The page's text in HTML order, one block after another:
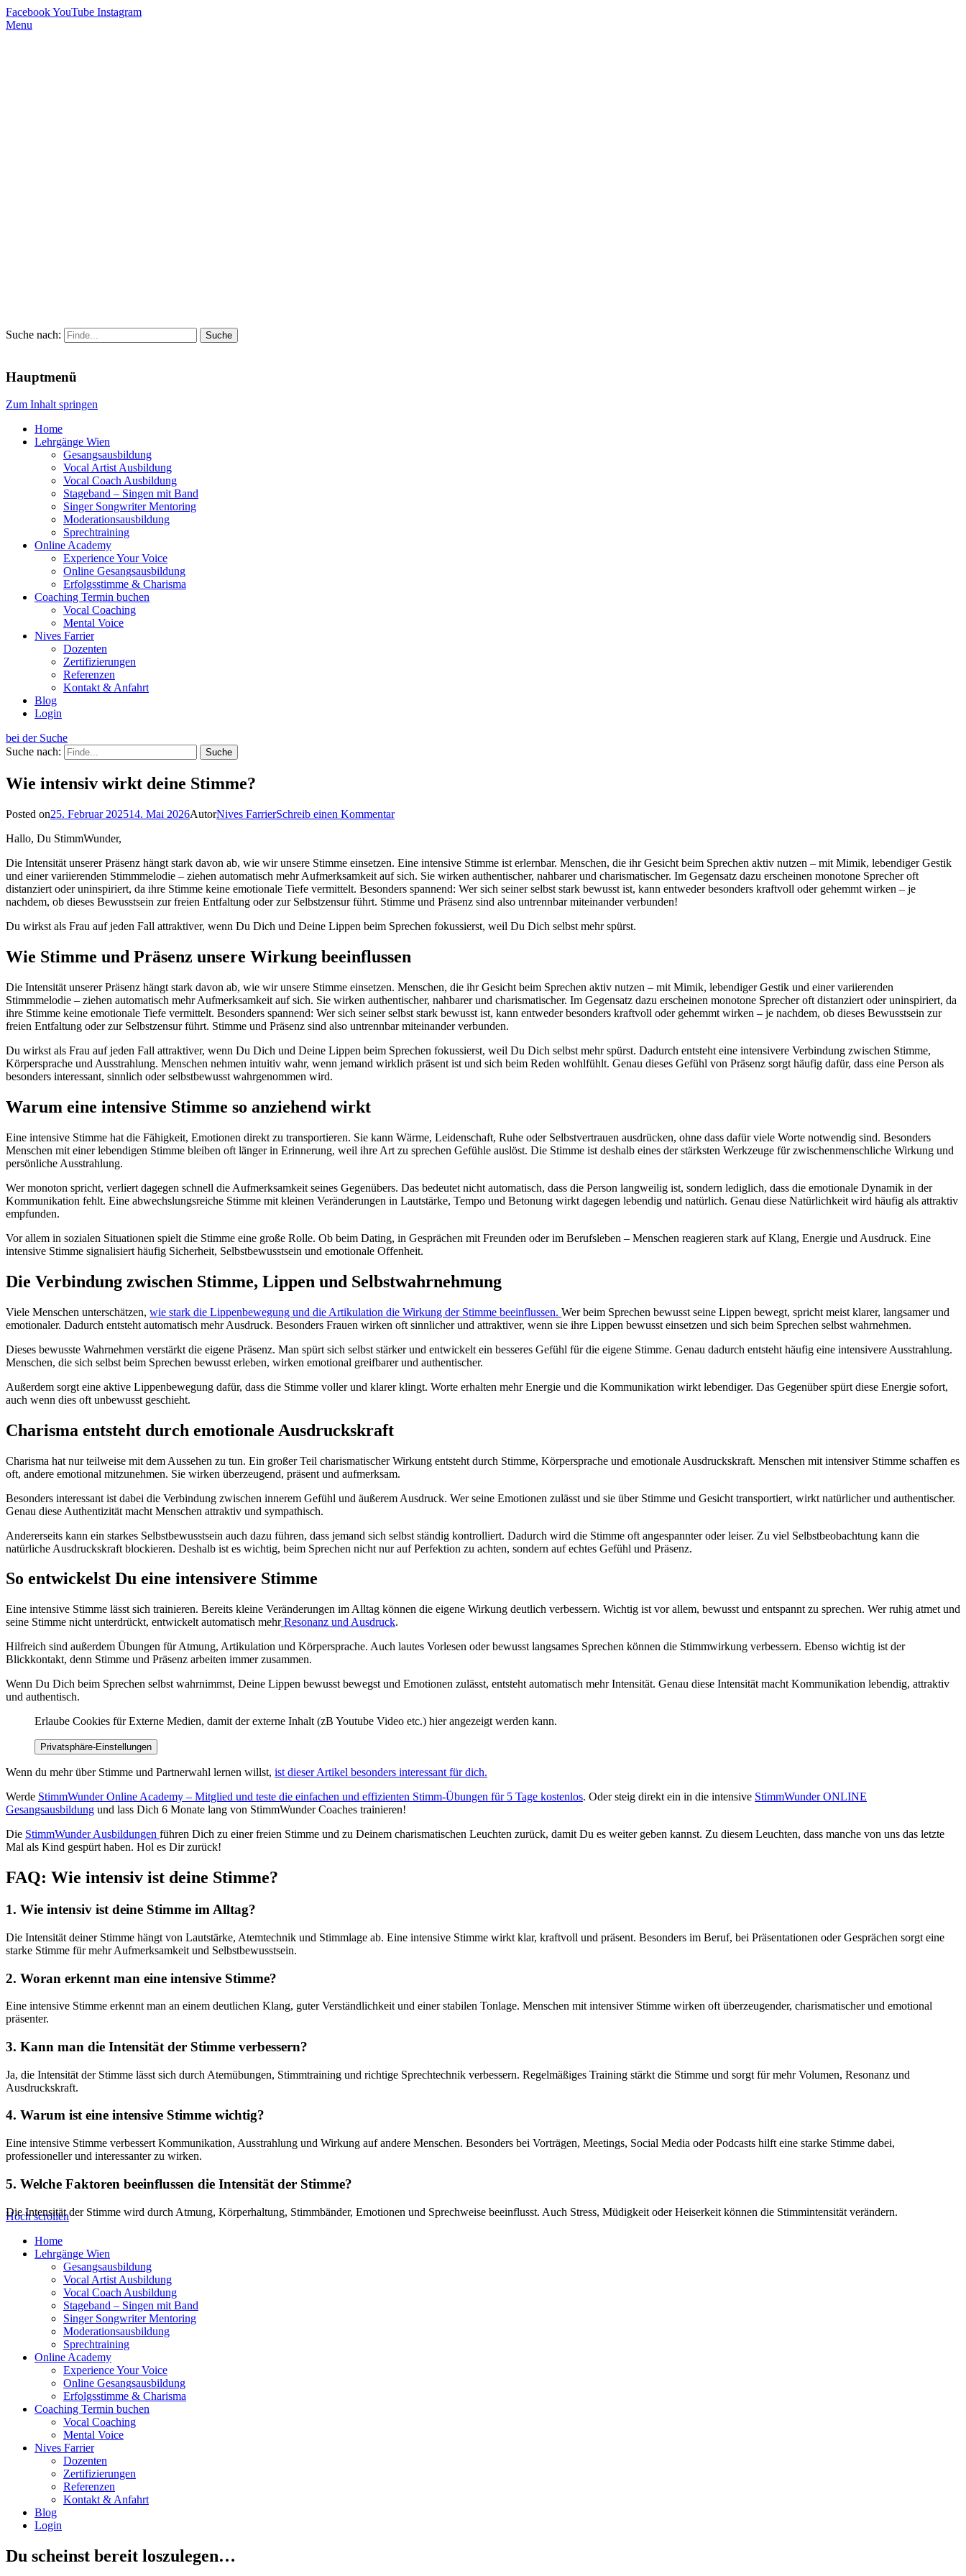
FacebookYouTube Instagram
Menu
Suche nach:
Hauptmenü
Zum Inhalt springen
Home
Lehrgänge Wien
Gesangsausbildung
Vocal Artist Ausbildung
Vocal Coach Ausbildung
Stageband – Singen mit Band
Singer Songwriter Mentoring
Moderationsausbildung
Sprechtraining
Online Academy
Experience Your Voice
Online Gesangsausbildung
Erfolgsstimme & Charisma
Coaching Termin buchen
Vocal Coaching
Mental Voice
Nives Farrier
Dozenten
Zertifizierungen
Referenzen
Kontakt & Anfahrt
Blog
Login
bei der Suche
Suche nach:
Wie intensiv wirkt deine Stimme?
Posted on25. Februar 202514. Mai 2026AutorNives FarrierSchreib einen Kommentar
Hallo, Du StimmWunder,
Die Intensität unserer Präsenz hängt stark davon ab, wie wir unsere Stimme einsetzen. Eine intensive Stimme ist erlernbar. Menschen, die ihr Gesicht beim Sprechen aktiv nutzen – mit Mimik, lebendiger Gestik
und einer variierenden Stimmmelodie – ziehen automatisch mehr Aufmerksamkeit auf sich. Sie wirken authentischer, nahbarer und charismatischer. Im Gegensatz dazu erscheinen monotone Sprecher oft
distanziert oder uninspiriert, da ihre Stimme keine emotionale Tiefe vermittelt. Besonders spannend: Wer sich seiner selbst stark bewusst ist, kann entweder besonders kraftvoll oder gehemmt wirken – je
nachdem, ob dieses Bewusstsein zur freien Entfaltung oder zur Selbstzensur führt. Stimme und Präsenz sind also untrennbar miteinander verbunden!
Du wirkst als Frau auf jeden Fall attraktiver, wenn Du Dich und Deine Lippen beim Sprechen fokussierst, weil Du Dich selbst mehr spürst.
Wie Stimme und Präsenz unsere Wirkung beeinflussen
Die Intensität unserer Präsenz hängt stark davon ab, wie wir unsere Stimme einsetzen. Menschen, die ihr Gesicht beim Sprechen aktiv nutzen – mit Mimik, lebendiger Gestik und einer variierenden
Stimmmelodie – ziehen automatisch mehr Aufmerksamkeit auf sich. Sie wirken authentischer, nahbarer und charismatischer. Im Gegensatz dazu erscheinen monotone Sprecher oft distanziert oder uninspiriert, da
ihre Stimme keine emotionale Tiefe vermittelt. Besonders spannend: Wer sich seiner selbst stark bewusst ist, kann entweder besonders kraftvoll oder gehemmt wirken – je nachdem, ob dieses Bewusstsein zur
freien Entfaltung oder zur Selbstzensur führt. Stimme und Präsenz sind also untrennbar miteinander verbunden.
Du wirkst als Frau auf jeden Fall attraktiver, wenn Du Dich und Deine Lippen beim Sprechen fokussierst, weil Du Dich selbst mehr spürst. Dadurch entsteht eine intensivere Verbindung zwischen Stimme,
Körpersprache und Ausstrahlung. Menschen nehmen intuitiv wahr, wenn jemand wirklich präsent ist und sich beim Reden wohlfühlt. Genau dieses Gefühl von Präsenz sorgt häufig dafür, dass eine Person als
besonders interessant, sinnlich oder selbstbewusst wahrgenommen wird.
Warum eine intensive Stimme so anziehend wirkt
Eine intensive Stimme hat die Fähigkeit, Emotionen direkt zu transportieren. Sie kann Wärme, Leidenschaft, Ruhe oder Selbstvertrauen ausdrücken, ohne dass dafür viele Worte notwendig sind. Besonders
Menschen mit einer lebendigen Stimme bleiben oft länger in Erinnerung, weil ihre Art zu sprechen Gefühle auslöst. Die Stimme ist deshalb eines der stärksten Werkzeuge für zwischenmenschliche Wirkung und
persönliche Ausstrahlung.
Wer monoton spricht, verliert dagegen schnell die Aufmerksamkeit seines Gegenübers. Das bedeutet nicht automatisch, dass die Person langweilig ist, sondern lediglich, dass die emotionale Dynamik in der
Kommunikation fehlt. Eine abwechslungsreiche Stimme mit kleinen Veränderungen in Lautstärke, Tempo und Betonung wirkt dagegen lebendig und natürlich. Genau diese Natürlichkeit wird häufig als attraktiv
empfunden.
Vor allem in sozialen Situationen spielt die Stimme eine große Rolle. Ob beim Dating, in Gesprächen mit Freunden oder im Berufsleben – Menschen reagieren stark auf Klang, Energie und Ausdruck. Eine
intensive Stimme signalisiert häufig Sicherheit, Selbstbewusstsein und emotionale Offenheit.
Die Verbindung zwischen Stimme, Lippen und Selbstwahrnehmung
Viele Menschen unterschätzen, wie stark die Lippenbewegung und die Artikulation die Wirkung der Stimme beeinflussen. Wer beim Sprechen bewusst seine Lippen bewegt, spricht meist klarer, langsamer und
emotionaler. Dadurch entsteht automatisch mehr Ausdruck. Besonders Frauen wirken oft sinnlicher und attraktiver, wenn sie ihre Lippen bewusst einsetzen und sich beim Sprechen selbst wahrnehmen.
Dieses bewusste Wahrnehmen verstärkt die eigene Präsenz. Man spürt sich selbst stärker und entwickelt ein besseres Gefühl für die eigene Stimme. Genau dadurch entsteht häufig eine intensivere Ausstrahlung.
Menschen, die sich selbst beim Sprechen bewusst erleben, wirken emotional greifbarer und authentischer.
Außerdem sorgt eine aktive Lippenbewegung dafür, dass die Stimme voller und klarer klingt. Worte erhalten mehr Energie und die Kommunikation wirkt lebendiger. Das Gegenüber spürt diese Energie sofort,
auch wenn dies oft unbewusst geschieht.
Charisma entsteht durch emotionale Ausdruckskraft
Charisma hat nur teilweise mit dem Aussehen zu tun. Ein großer Teil charismatischer Wirkung entsteht durch Stimme, Körpersprache und emotionale Ausdruckskraft. Menschen mit intensiver Stimme schaffen es
oft, andere emotional mitzunehmen. Sie wirken überzeugend, präsent und aufmerksam.
Besonders interessant ist dabei die Verbindung zwischen innerem Gefühl und äußerem Ausdruck. Wer seine Emotionen zulässt und sie über Stimme und Gesicht transportiert, wirkt natürlicher und authentischer.
Genau diese Authentizität macht Menschen attraktiv und sympathisch.
Andererseits kann ein starkes Selbstbewusstsein auch dazu führen, dass jemand sich selbst ständig kontrolliert. Dadurch wird die Stimme oft angespannter oder leiser. Zu viel Selbstbeobachtung kann die
natürliche Ausdruckskraft blockieren. Deshalb ist es wichtig, beim Sprechen nicht nur auf Perfektion zu achten, sondern auf echtes Gefühl und Präsenz.
So entwickelst Du eine intensivere Stimme
Eine intensive Stimme lässt sich trainieren. Bereits kleine Veränderungen im Alltag können die eigene Wirkung deutlich verbessern. Wichtig ist vor allem, bewusst und entspannt zu sprechen. Wer ruhig atmet und
seine Stimme nicht unterdrückt, entwickelt automatisch mehrResonanz und Ausdruck.
Hilfreich sind außerdem Übungen für Atmung, Artikulation und Körpersprache. Auch lautes Vorlesen oder bewusst langsames Sprechen können die Stimmwirkung verbessern. Ebenso wichtig ist der
Blickkontakt, denn Stimme und Präsenz arbeiten immer zusammen.
Wenn Du Dich beim Sprechen selbst wahrnimmst, Deine Lippen bewusst bewegst und Emotionen zulässt, entsteht automatisch mehr Intensität. Genau diese Intensität macht Kommunikation lebendig, attraktiv
und authentisch.
Erlaube Cookies für Externe Medien, damit der externe Inhalt (zB Youtube Video etc.) hier angezeigt werden kann.
Privatsphäre-Einstellungen
Wenn du mehr über Stimme und Partnerwahl lernen willst, ist dieser Artikel besonders interessant für dich.
Werde StimmWunder Online Academy – Mitglied und teste die einfachen und effizienten Stimm-Übungen für 5 Tage kostenlos. Oder steig direkt ein in die intensive StimmWunder ONLINE
Gesangsausbildung und lass Dich 6 Monate lang von StimmWunder Coaches trainieren!
Die StimmWunder Ausbildungen führen Dich zu einer freien Stimme und zu Deinem charismatischen Leuchten zurück, damit Du es weiter geben kannst. Zu diesem Leuchten, dass manche von uns das letzte
Mal als Kind gespürt haben. Hol es Dir zurück!
FAQ: Wie intensiv ist deine Stimme?
1. Wie intensiv ist deine Stimme im Alltag?
Die Intensität deiner Stimme hängt von Lautstärke, Atemtechnik und Stimmlage ab. Eine intensive Stimme wirkt klar, kraftvoll und präsent. Besonders im Beruf, bei Präsentationen oder Gesprächen sorgt eine
starke Stimme für mehr Aufmerksamkeit und Selbstbewusstsein.
2. Woran erkennt man eine intensive Stimme?
Eine intensive Stimme erkennt man an einem deutlichen Klang, guter Verständlichkeit und einer stabilen Tonlage. Menschen mit intensiver Stimme wirken oft überzeugender, charismatischer und emotional
präsenter.
3. Kann man die Intensität der Stimme verbessern?
Ja, die Intensität der Stimme lässt sich durch Atemübungen, Stimmtraining und richtige Sprechtechnik verbessern. Regelmäßiges Training stärkt die Stimme und sorgt für mehr Volumen, Resonanz und
Ausdruckskraft.
4. Warum ist eine intensive Stimme wichtig?
Eine intensive Stimme verbessert Kommunikation, Ausstrahlung und Wirkung auf andere Menschen. Besonders bei Vorträgen, Meetings, Social Media oder Podcasts hilft eine starke Stimme dabei,
professioneller und interessanter zu wirken.
5. Welche Faktoren beeinflussen die Intensität der Stimme?
Die Intensität der Stimme wird durch Atmung, Körperhaltung, Stimmbänder, Emotionen und Sprechweise beeinflusst. Auch Stress, Müdigkeit oder Heiserkeit können die Stimmintensität verändern.
Hoch scrollen
Home
Lehrgänge Wien
Gesangsausbildung
Vocal Artist Ausbildung
Vocal Coach Ausbildung
Stageband – Singen mit Band
Singer Songwriter Mentoring
Moderationsausbildung
Sprechtraining
Online Academy
Experience Your Voice
Online Gesangsausbildung
Erfolgsstimme & Charisma
Coaching Termin buchen
Vocal Coaching
Mental Voice
Nives Farrier
Dozenten
Zertifizierungen
Referenzen
Kontakt & Anfahrt
Blog
Login
Du scheinst bereit loszulegen…